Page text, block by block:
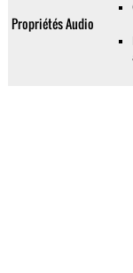
Propriétés Audio